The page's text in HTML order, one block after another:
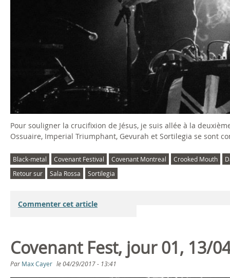
Pour souligner la crucifixion de Jésus, je suis allée à la
Ossuaire, Imperial Triumphant, Gevurah et Sortilegia se sont
Black-metal Covenant Festival Covenant Montreal Crooked Mouth
Retour sur
Sala Rossa Sortilegia
Commenter cet article
Covenant Fest, jour 01, 13/
Par Max Cayer le04/29/2017 - 13:41